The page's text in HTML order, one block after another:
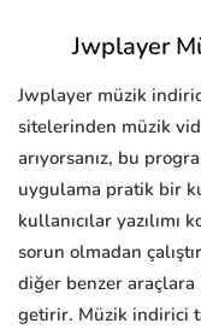
Jwplayer
Jwplayer müzik
sitelerinden müzik
arıyorsanız, bu
uygulama pratik bir
kullanıcılar
sorun olmadan
diğer benzer araçlara
getirir. Müzik indirici